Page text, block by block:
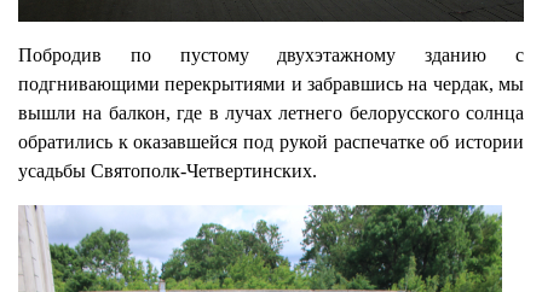
Побродив по пустому двухэтажному зданию с
подгнивающими перекрытиями и забравшись на чердак, мы
вышли на балкон, где в лучах летнего белорусского солнца
обратились к оказавшейся под рукой распечатке об истории
усадьбы Святополк-Четвертинских.